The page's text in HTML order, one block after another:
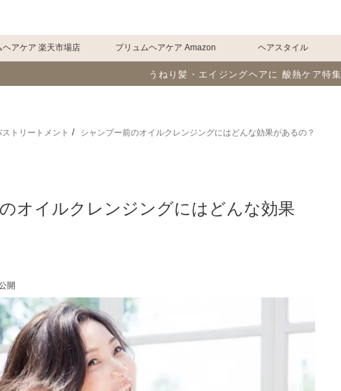
ヘアケア 楽天市場店 プリュムヘアケア Amazon ヘアスタイル
うねり髪・エイジングヘアに 酸熱ケア特集
ストリートメント シャンプー前のオイルクレンジングにはどんな効果があるの？
オイルクレンジングにはどんな効果
開